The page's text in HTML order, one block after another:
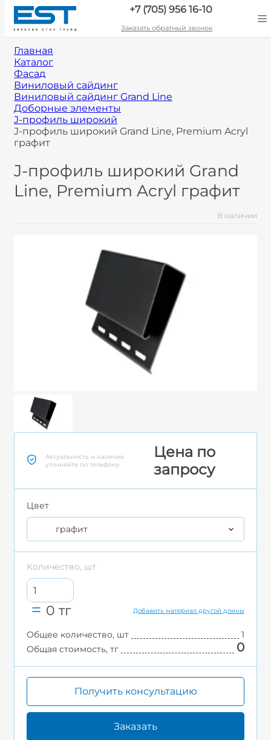
+7 (705) 956 16-10
Заказать обратный звонок
Главная
Каталог
Фасад
Виниловый сайдинг
Виниловый сайдинг Grand Line
Доборные элементы
J-профиль широкий
J-профиль широкий Grand Line, Premium Acryl
графит
J-профиль широкий Grand
Line, Premium Acryl графит
В наличии
Актуальность и наличие
уточняйте по телефону
Цена по
запросу
Цвет
графит
Количество, шт
0 тг Добавить материал другой длины
Общее количество, шт
1
Общая стоимость, тг
0
Получить консультацию
Заказать